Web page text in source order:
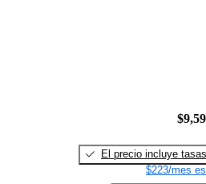
El precio incluye tasas
$223/mes